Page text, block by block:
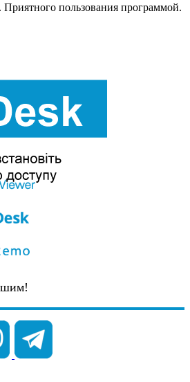
пользования программой.